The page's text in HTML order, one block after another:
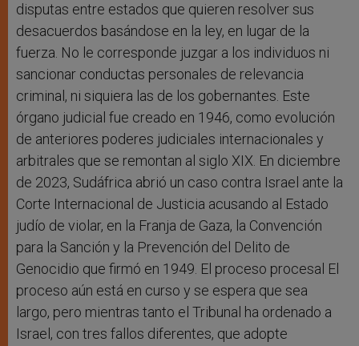
disputas entre estados que quieren resolver sus
desacuerdos basándose en la ley, en lugar de la
fuerza. No le corresponde juzgar a los individuos ni
sancionar conductas personales de relevancia
criminal, ni siquiera las de los gobernantes. Este
órgano judicial fue creado en 1946, como evolución
de anteriores poderes judiciales internacionales y
arbitrales que se remontan al siglo XIX. En diciembre
de 2023, Sudáfrica abrió un caso contra Israel ante la
Corte Internacional de Justicia acusando al Estado
judío de violar, en la Franja de Gaza, la Convención
para la Sanción y la Prevención del Delito de
Genocidio que firmó en 1949. El proceso procesal El
proceso aún está en curso y se espera que sea
largo, pero mientras tanto el Tribunal ha ordenado a
Israel, con tres fallos diferentes, que adopte